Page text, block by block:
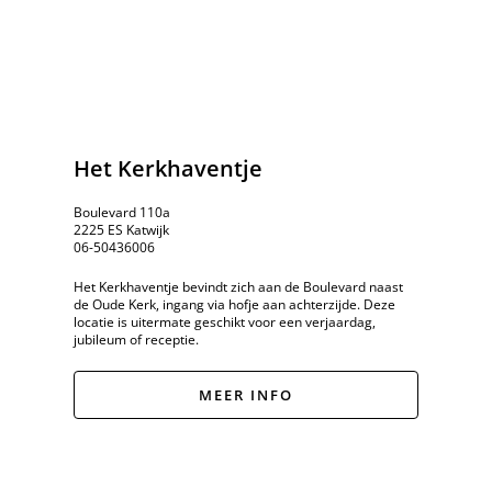
Het Kerkhaventje
Boulevard 110a
2225 ES Katwijk
06-50436006
Het Kerkhaventje bevindt zich aan de Boulevard naast
de Oude Kerk, ingang via hofje aan achterzijde. Deze
locatie is uitermate geschikt voor een verjaardag,
jubileum of receptie.
MEER INFO